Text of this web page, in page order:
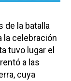
de la batalla
la celebración
tuvo lugar el
a las
cuya